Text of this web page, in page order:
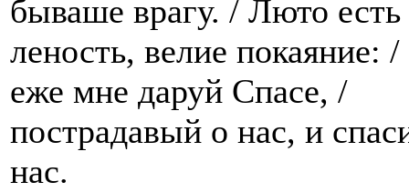
бываше врагу. / Люто есть
леность, велие покаяние: /
еже мне даруй Спасе, /
пострадавый о нас, и
нас.